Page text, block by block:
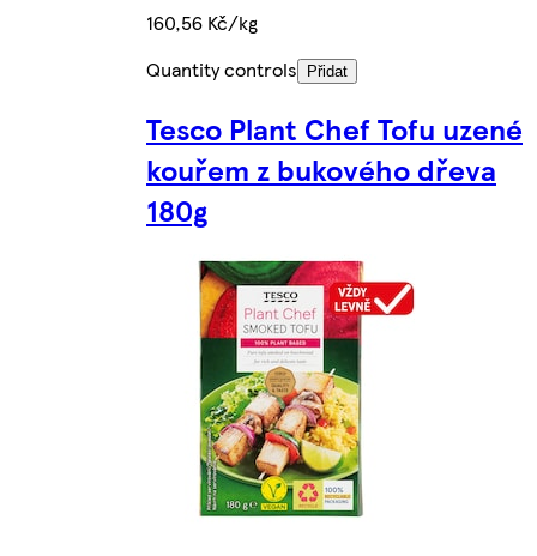
160,56 Kč/kg
Quantity controls
Přidat
Tesco Plant Chef Tofu uzené
kouřem z bukového dřeva
180g